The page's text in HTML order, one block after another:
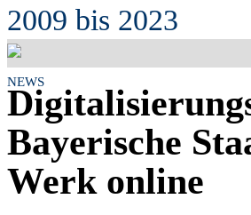
2009 bis 2023
NEWS
Bayerische
Werk online